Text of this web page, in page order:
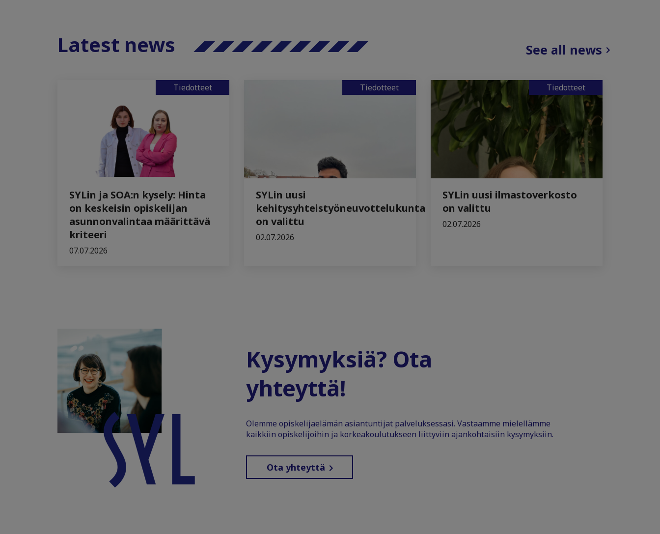
Latest news See all news
Tiedotteet
SYLin ja SOA:n kysely: Hinta
on keskeisin opiskelijan
asunnonvalintaa määrittävä
kriteeri
07.07.2026
Tiedotteet
SYLin uusi
kehitysyhteistyöneuvottelukunta
on valittu
02.07.2026
Tiedotteet
SYLin uusi ilmastoverkosto
on valittu
02.07.2026
Kysymyksiä? Ota
yhteyttä!
Olemme opiskelijaelämän asiantuntijat palveluksessasi. Vastaamme mielellämme
kaikkiin opiskelijoihin ja korkeakoulutukseen liittyviin ajankohtaisiin kysymyksiin.
Ota yhteyttä